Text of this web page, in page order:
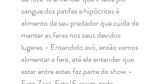
sangue dos patifes e hipócritas é
alimento de seu predador que cuida de
manter as feras nos seus devidos
lugares.- Entendido avô, então vamos
alimentar a fera, até ela entender que
estar entre estes faz parte do show.-